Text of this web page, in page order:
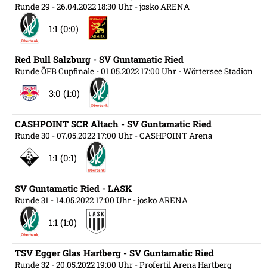
Runde 29 - 26.04.2022 18:30 Uhr - josko ARENA
1:1 (0:0)
Red Bull Salzburg - SV Guntamatic Ried
Runde ÖFB Cupfinale - 01.05.2022 17:00 Uhr - Wörtersee Stadion
3:0 (1:0)
CASHPOINT SCR Altach - SV Guntamatic Ried
Runde 30 - 07.05.2022 17:00 Uhr - CASHPOINT Arena
1:1 (0:1)
SV Guntamatic Ried - LASK
Runde 31 - 14.05.2022 17:00 Uhr - josko ARENA
1:1 (1:0)
TSV Egger Glas Hartberg - SV Guntamatic Ried
Runde 32 - 20.05.2022 19:00 Uhr - Profertil Arena Hartberg